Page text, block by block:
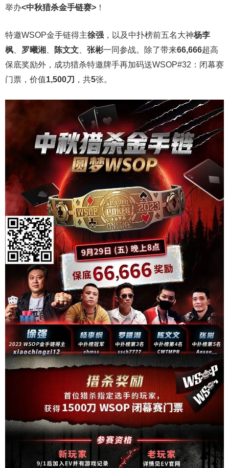
举办<中秋猎杀金手链赛> ！
特邀WSOP金手链得主徐强 ，以及中扑榜前五名大神杨李
枫
罗曦湘 陈文文 张彬一同参战。除了带来66,666超高
保底奖励外，成功猎杀特邀牌手再加码送WSOP#32：闭幕赛
门票，价值1,500刀 ，共5张。